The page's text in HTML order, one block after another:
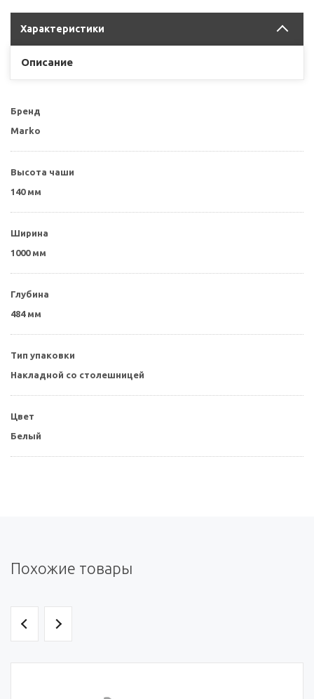
Характеристики
Описание
Бренд
Marko
Высота чаши
140 мм
Ширина
1000 мм
Глубина
484 мм
Тип упаковки
Накладной со столешницей
Цвет
Белый
Похожие товары